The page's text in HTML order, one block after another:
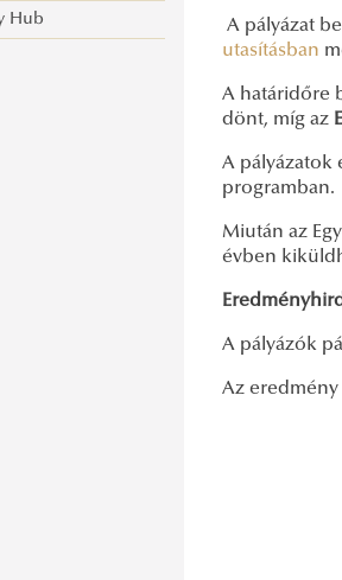
Hub A pályázat
utasításban
A határidőre
dönt, míg az
A pályázatok
programban.
Miután az
évben
A pályázók
Az